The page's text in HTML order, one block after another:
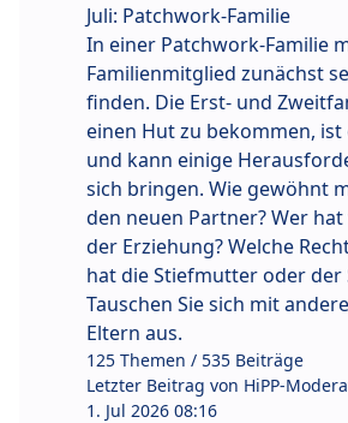
Juli: Patchwork-Familie
In einer Patchwork-Familie
Familienmitglied zunächst
finden. Die Erst- und
einen Hut zu bekommen,
und kann einige
sich bringen. Wie gewöhnt
den neuen Partner? Wer hat
der Erziehung? Welche
hat die Stiefmutter oder der
Tauschen Sie sich mit
Eltern aus.
125 Themen / 535 Beiträge
Letzter Beitrag von HiPP-
1. Jul 2026 08:16